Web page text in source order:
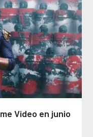
Video en junio